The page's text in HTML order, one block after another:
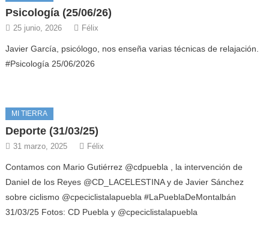
Psicología (25/06/26)
25 junio, 2026 Félix
Javier García, psicólogo, nos enseña varias técnicas de relajación.
#Psicología 25/06/2026
MI TIERRA
Deporte (31/03/25)
31 marzo, 2025 Félix
Contamos con Mario Gutiérrez @cdpuebla , la intervención de
Daniel de los Reyes @CD_LACELESTINA y de Javier Sánchez
sobre ciclismo @cpeciclistalapuebla #LaPueblaDeMontalbán
31/03/25 Fotos: CD Puebla y @cpeciclistalapuebla